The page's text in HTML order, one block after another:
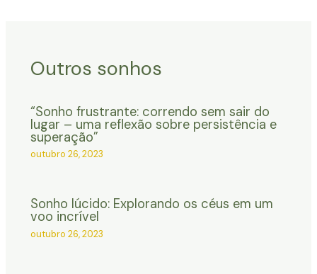
Outros sonhos
“Sonho frustrante: correndo sem sair do
lugar – uma reflexão sobre persistência e
superação”
outubro 26, 2023
Sonho lúcido: Explorando os céus em um
voo incrível
outubro 26, 2023